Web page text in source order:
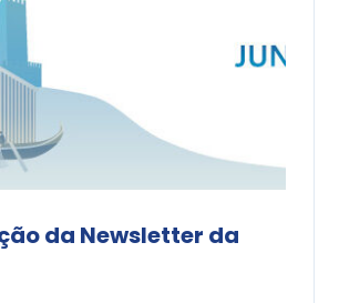
da Newsletter da